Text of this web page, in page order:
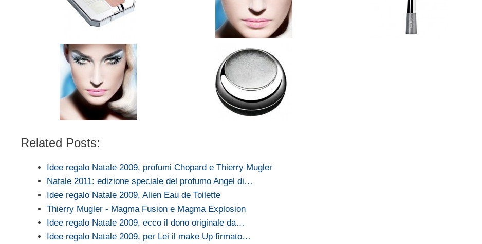
Related Posts:
Idee regalo Natale 2009, profumi Chopard e Thierry Mugler
Natale 2011: edizione speciale del profumo Angel di…
Idee regalo Natale 2009, Alien Eau de Toilette
Thierry Mugler - Magma Fusion e Magma Explosion
Idee regalo Natale 2009, ecco il dono originale da…
Idee regalo Natale 2009, per Lei il make Up firmato…